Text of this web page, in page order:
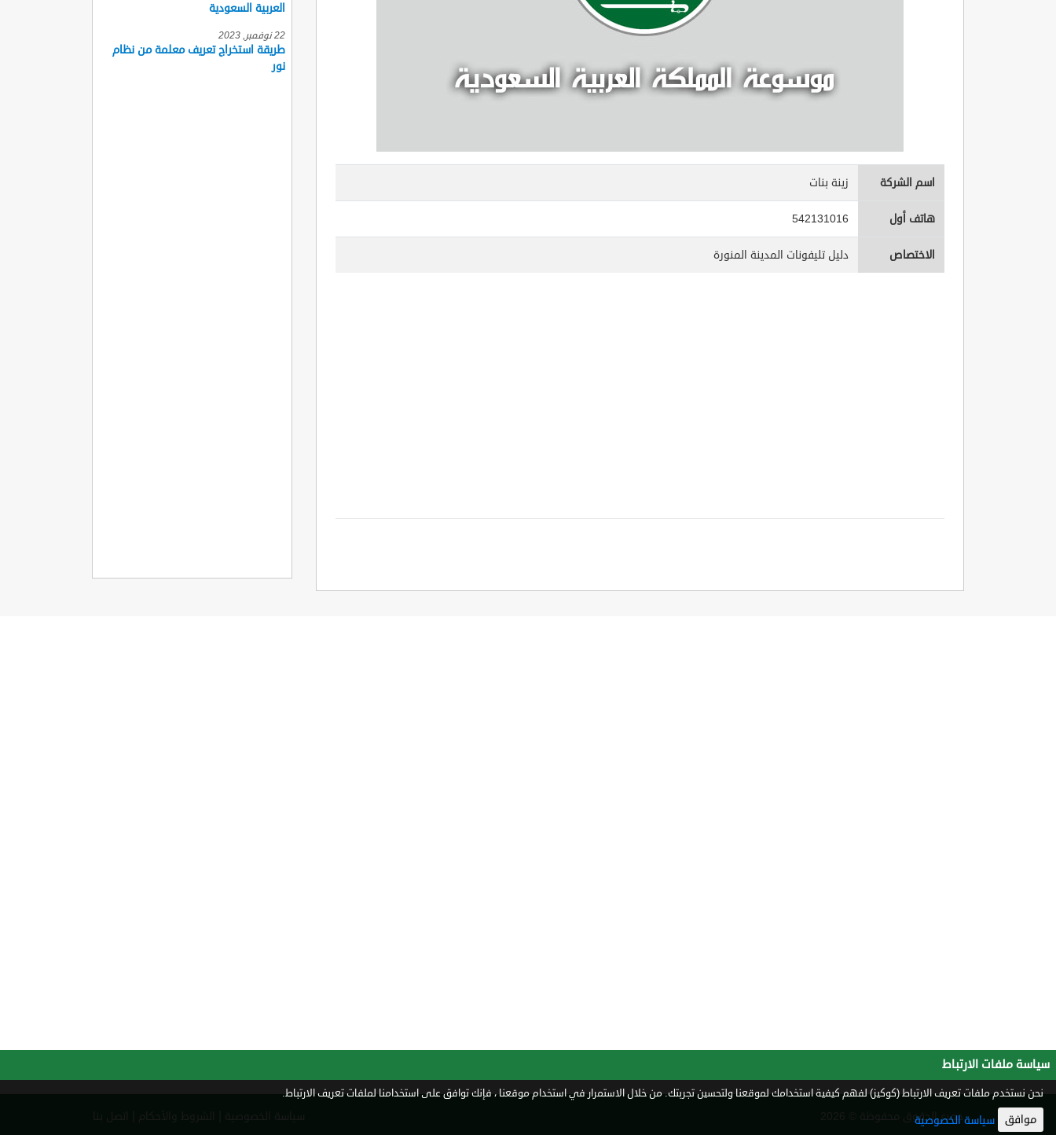
اسم الشركة زينة بنات
هاتف أول 542131016
الاختصاص دليل تليفونات المدينة المنورة
العربية السعودية
22 نوفمبر, 2023
طريقة استخراج تعريف معلمة من نظام
نور
جميع الحقوق محفوظة © 2026
سياسة ملفات الارتباط
نحن نستخدم ملفات تعريف الارتباط (كوكيز) لفهم كيفية استخدامك لموقعنا ولتحسين تجربتك. من خلال الاستمرار في استخدام موقعنا ، فإنك توافق على استخدامنا لملفات تعريف الارتباط.
موافق سياسة الخصوصية